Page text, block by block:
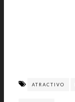
ATRACTIVO